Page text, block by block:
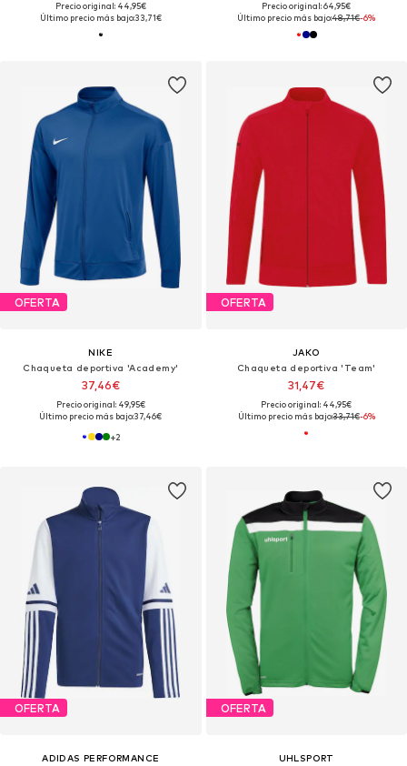
Precio original: 44,95€
Último precio más bajo:33,71€
Precio original: 64,95€
Último precio más bajo:48,71€-6%
OFERTA
NIKE
Chaqueta deportiva 'Academy'
37,46€
Precio original: 49,95€
Último precio más bajo:37,46€
+2
OFERTA
JAKO
Chaqueta deportiva 'Team'
31,47€
Precio original: 44,95€
Último precio más bajo:33,71€-6%
OFERTA
ADIDAS PERFORMANCE
OFERTA
UHLSPORT